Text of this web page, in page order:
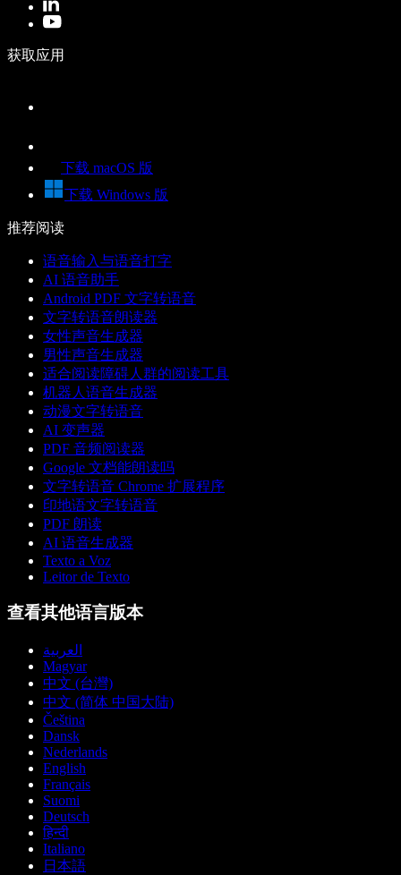
获取应用
下载 macOS 版
下载 Windows 版
推荐阅读
语音输入与语音打字
AI 语音助手
Android PDF 文字转语音
文字转语音朗读器
女性声音生成器
男性声音生成器
适合阅读障碍人群的阅读工具
机器人语音生成器
动漫文字转语音
AI 变声器
PDF 音频阅读器
Google 文档能朗读吗
文字转语音 Chrome 扩展程序
印地语文字转语音
PDF 朗读
AI 语音生成器
Texto a Voz
Leitor de Texto
查看其他语言版本
العربية
Magyar
中文 (台灣)
中文 (简体 中国大陆)
Čeština
Dansk
Nederlands
English
Français
Suomi
Deutsch
हिन्दी
Italiano
日本語